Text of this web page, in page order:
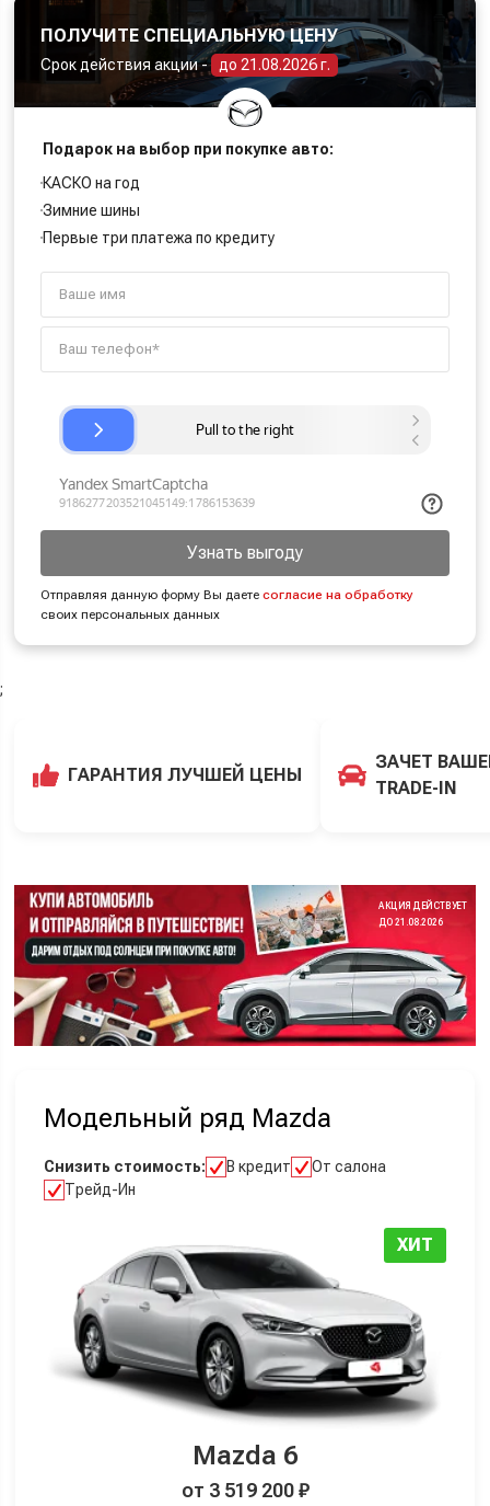
ПОЛУЧИТЕ СПЕЦИАЛЬНУЮ ЦЕНУ
Срок действия акции - до 21.08.2026 г.
Подарок на выбор при покупке авто:
КАСКО на год
Зимние шины
Первые три платежа по кредиту
Узнать выгоду
Отправляя данную форму Вы даетесогласие на обработку
своих персональных данных
;
ГАРАНТИЯ ЛУЧШЕЙ ЦЕНЫ
ЗАЧЕТ
TRADE-IN
АКЦИЯ ДЕЙСТВУЕТ
ДО 21.08.2026
Модельный ряд Mazda
Снизить стоимость: В кредит
От салона
Трейд-Ин
ХИТ
Mazda 6
от 3 519 200 ₽